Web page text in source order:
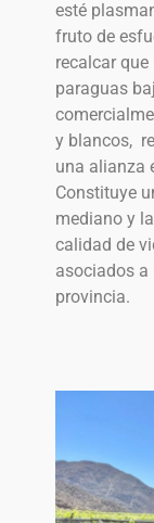
esté
fruto de
recalcar
paraguas
y blancos,
una alianza
Constituye
mediano y
calidad de
asociados a
provincia.